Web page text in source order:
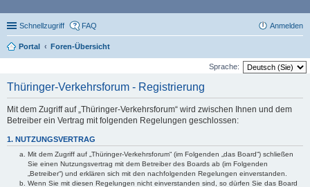
Schnellzugriff FAQ Anmelden
Portal Foren-Übersicht
Sprache:
Thüringer-Verkehrsforum - Registrierung
Mit dem Zugriff auf „Thüringer-Verkehrsforum“ wird zwischen Ihnen und dem
Betreiber ein Vertrag mit folgenden Regelungen geschlossen:
1. NUTZUNGSVERTRAG
Mit dem Zugriff auf „Thüringer-Verkehrsforum“ (im Folgenden „das Board“) schließen
Sie einen Nutzungsvertrag mit dem Betreiber des Boards ab (im Folgenden
„Betreiber“) und erklären sich mit den nachfolgenden Regelungen einverstanden.
Wenn Sie mit diesen Regelungen nicht einverstanden sind, so dürfen Sie das Board